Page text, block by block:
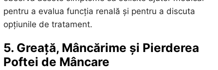
pentru a evalua funcția renală și pentru a discuta
opțiunile de tratament.
5. Greață, Mâncărime și Pierderea
Poftei de Mâncare